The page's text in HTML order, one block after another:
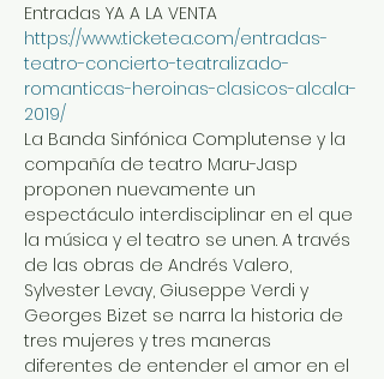
Entradas YA A LA VENTA
https://www.ticketea.com/entradas-
teatro-concierto-teatralizado-
romanticas-heroinas-clasicos-alcala-
2019/
La Banda Sinfónica Complutense y la
compañía de teatro Maru-Jasp
proponen nuevamente un
espectáculo interdisciplinar en el que
la música y el teatro se unen. A través
de las obras de Andrés Valero,
Sylvester Levay, Giuseppe Verdi y
Georges Bizet se narra la historia de
tres mujeres y tres maneras
diferentes de entender el amor en el